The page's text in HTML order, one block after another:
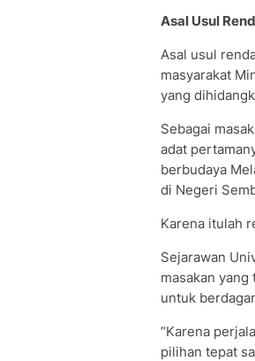
Asal Usul
Asal usul
masyarakat
yang
Sebagai
adat
berbudaya
di Negeri
Karena itulah
Sejarawan
masakan
untuk
“Karena
pilihan tepat